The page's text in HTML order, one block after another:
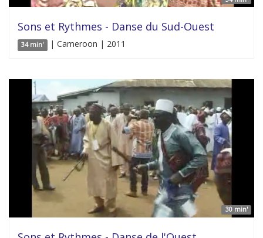
Sons et Rythmes - Danse du Sud-Ouest
34 min' | Cameroon | 2011
30 min'